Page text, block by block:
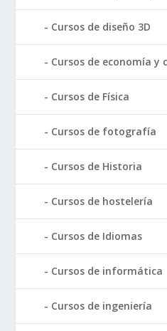
Cursos de diseño 3D
Cursos de economía y
Cursos de Física
Cursos de fotografía
Cursos de Historia
Cursos de hostelería
Cursos de Idiomas
Cursos de informática
Cursos de ingeniería